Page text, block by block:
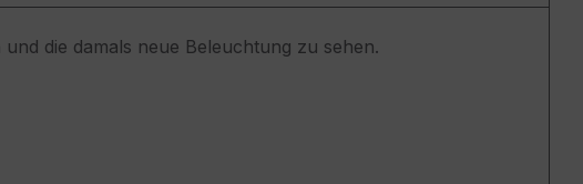
die damals neue Beleuchtung zu sehen.